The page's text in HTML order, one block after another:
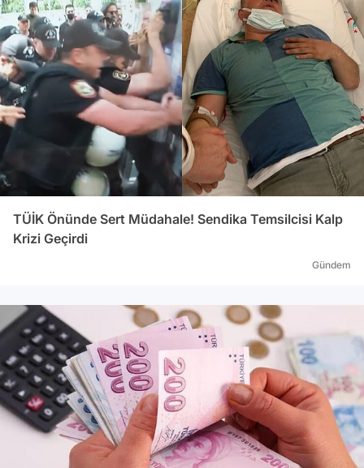
TÜİK Önünde Sert Müdahale! Sendika Temsilcisi Kalp
Krizi Geçirdi
Gündem